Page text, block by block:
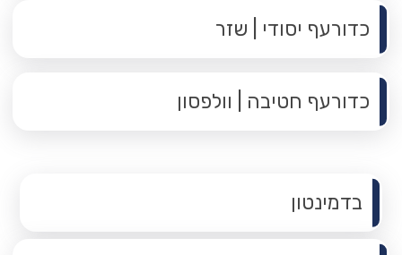
כדורעף יסודי | שזר
כדורעף חטיבה | וולפסון
תפריט משנה
בדמינטון